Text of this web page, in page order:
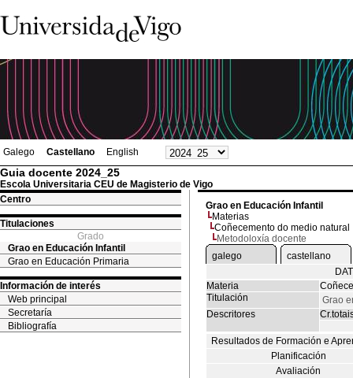
Galego Castellano English
Guia docente 2024_25
Escola Universitaria CEU de Magisterio de Vigo
Centro
Titulaciones
Grado
Grao en Educación Infantil
Grao en Educación Primaria
Información de interés
Web principal
Secretaría
Bibliografía
Grao en Educación Infantil
Materias
Coñecemento do medio natural
Metodoloxía docente
galego
castellano
Materia
Titulación
Grao
Descritores
Resultados de Formación e
Planificación
Avaliación